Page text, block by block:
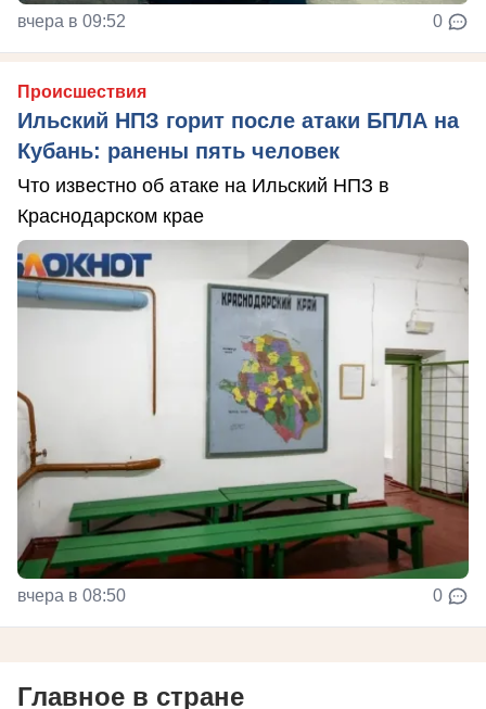
вчера в 09:52 0
Происшествия
Ильский НПЗ горит после атаки БПЛА на
Кубань: ранены пять человек
Что известно об атаке на Ильский НПЗ в
Краснодарском крае
вчера в 08:50 0
Главное в стране